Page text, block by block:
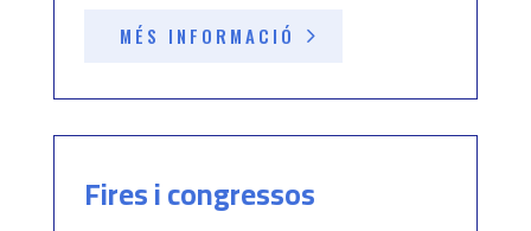
MÉS INFORMACIÓ
Fires i congressos